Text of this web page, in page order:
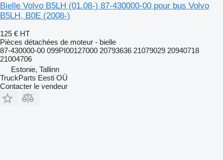
Bielle Volvo B5LH (01.08-) 87-430000-00 pour bus Volvo
B5LH, B0E (2008-)
125 € HT
Pièces détachées de moteur - bielle
87-430000-00 099PI00127000 20793636 21079029 20940718
21004706
Estonie, Tallinn
TruckParts Eesti OÜ
Contacter le vendeur